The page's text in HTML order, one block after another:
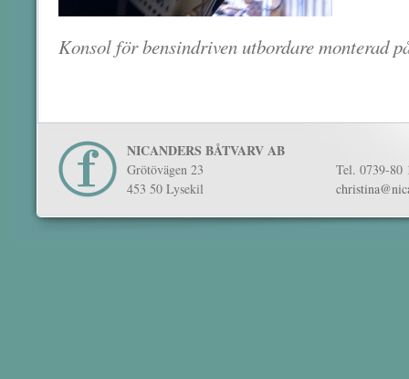
Konsol för bensindriven utbordare monterad
NICANDERS BÅTVARV AB
Grötövägen 23
453 50 Lysekil
Tel. 0739-80